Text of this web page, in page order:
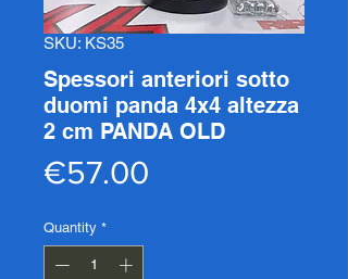
SKU: KS35
Spessori anteriori sotto
duomi panda 4x4 altezza
2 cm PANDA OLD
€57.00
Quantity *